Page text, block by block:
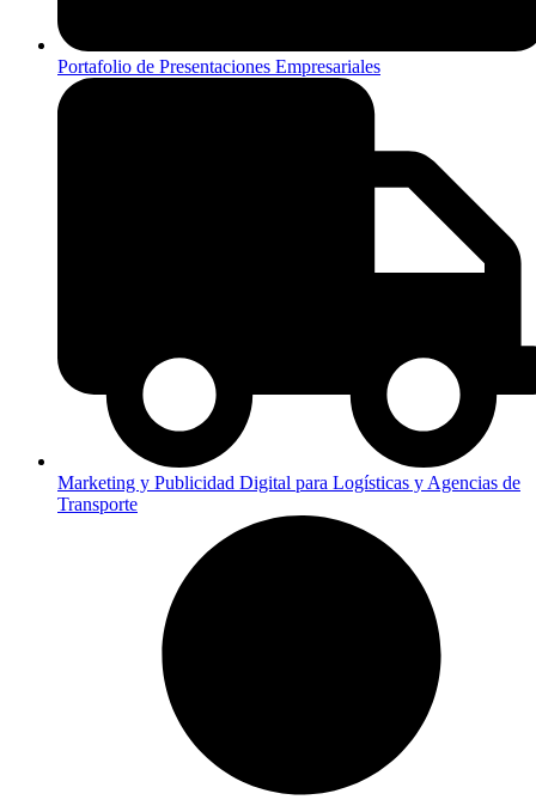
Portafolio de Presentaciones Empresariales
Marketing y Publicidad Digital para Logísticas y Agencias de
Transporte